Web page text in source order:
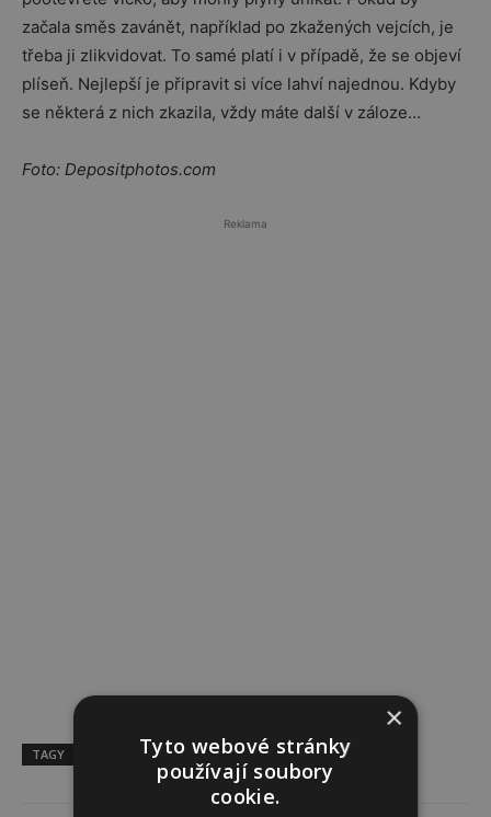
začala směs zavánět, například po zkažených vejcích, je
třeba ji zlikvidovat. To samé platí i v případě, že se objeví
plíseň. Nejlepší je připravit si více lahví najednou. Kdyby
se některá z nich zkazila, vždy máte další v záloze…
Foto: Depositphotos.com
Reklama
TAGY kvasnice Recept výroba
×
Tyto webové stránky
používají soubory
cookie.